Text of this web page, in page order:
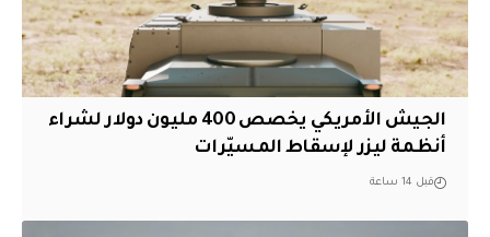
الجيش الأمريكي يخصص 400 مليون دولار لشراء
أنظمة ليزر لإسقاط المسيّرات
قبل 14 ساعة